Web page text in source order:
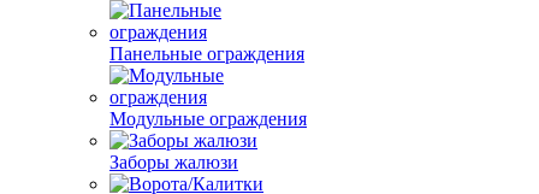
Панельные ограждения
Модульные ограждения
Заборы жалюзи